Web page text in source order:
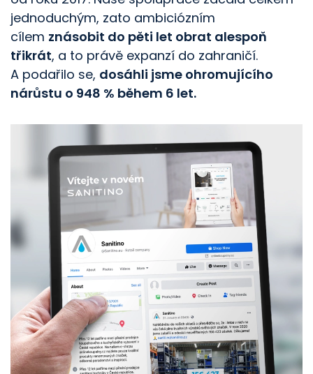
jednoduchým, zato ambiciózním
cílem znásobit do pěti let obrat alespoň
třikrát, a to právě expanzí do zahraničí.
A podařilo se, dosáhli jsme ohromujícího
nárůstu o 948 % během 6 let.